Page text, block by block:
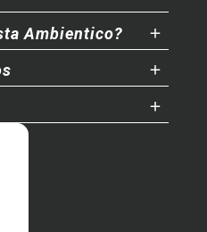
Ambientico?